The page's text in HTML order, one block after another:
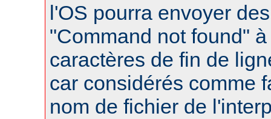
l'OS pourra envoyer
"Command not found"
caractères de fin de
car considérés comme
nom de fichier de